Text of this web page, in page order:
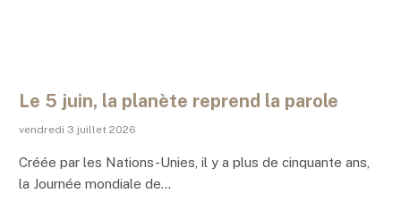
Le 5 juin, la planète reprend la parole
vendredi 3 juillet 2026
Créée par les Nations-Unies, il y a plus de cinquante ans,
la Journée mondiale de…